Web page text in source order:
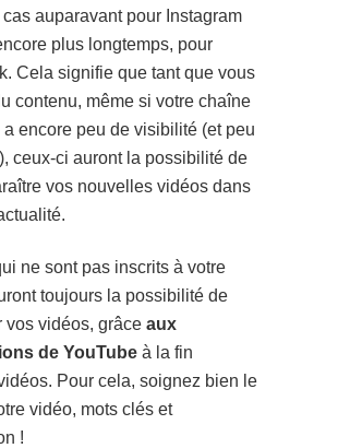
cas auparavant pour Instagram
plus longtemps, pour
Cela signifie que tant que vous
contenu, même si votre chaîne
a encore peu de visibilité (et peu
ceux-ci auront la possibilité de
vos nouvelles vidéos dans
ne sont pas inscrits à votre
toujours la possibilité de
vos vidéos, grâce aux
de YouTube à la fin
Pour cela, soignez bien le
vidéo, mots clés et
!